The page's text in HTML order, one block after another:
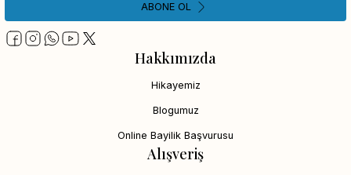
Hakkımızda
Hikayemiz
Blogumuz
Online Bayilik Başvurusu
Alışveriş
ABONE OL